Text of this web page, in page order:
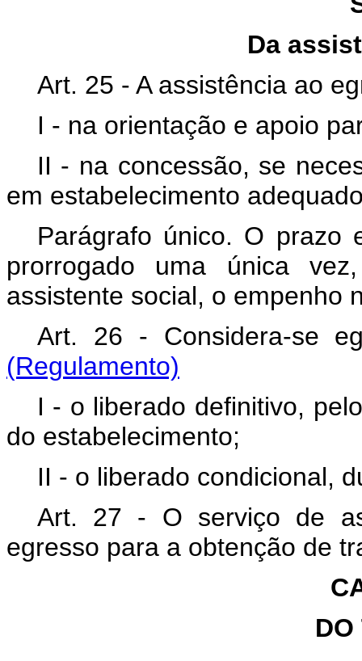
Da
Art. 25 - A assistência ao
I - na orientação e apoio
II - na concessão, se
em estabelecimento
Parágrafo único. O prazo
prorrogado uma única
assistente social, o empenho
Art. 26 - Considera-se
(Regulamento)
I - o liberado definitivo,
do estabelecimento;
II - o liberado condicional,
Art. 27 - O serviço de
egresso para a obtenção de